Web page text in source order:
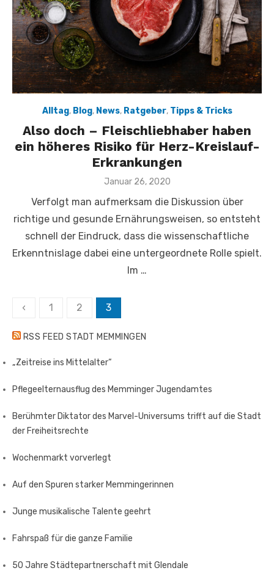
Alltag, Blog, News, Ratgeber, Tipps & Tricks
Also doch – Fleischliebhaber haben
ein höheres Risiko für Herz-Kreislauf-
Erkrankungen
Veröffentlicht
Januar 26, 2020
Verfolgt man aufmerksam die Diskussion über
richtige und gesunde Ernährungsweisen, so entsteht
schnell der Eindruck, dass die wissenschaftliche
Erkenntnislage dabei eine untergeordnete Rolle spielt.
Im …
Seitennummerierung
Beiträge
‹ 1 2 3
RSS FEED STADT MEMMINGEN
„Zeitreise ins Mittelalter“
Pflegeelternausflug des Memminger Jugendamtes
Berühmter Diktator des Marvel-Universums trifft auf die Stadt
der Freiheitsrechte
Wochenmarkt vorverlegt
Auf den Spuren starker Memmingerinnen
Junge musikalische Talente geehrt
Fahrspaß für die ganze Familie
50 Jahre Städtepartnerschaft mit Glendale